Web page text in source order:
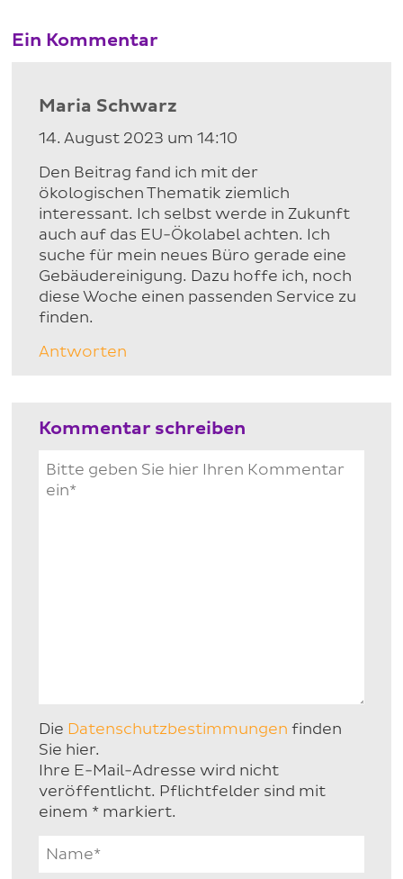
Ein Kommentar
Maria Schwarz
14. August 2023 um 14:10
Den Beitrag fand ich mit der
ökologischen Thematik ziemlich
interessant. Ich selbst werde in Zukunft
auch auf das EU-Ökolabel achten. Ich
suche für mein neues Büro gerade eine
Gebäudereinigung. Dazu hoffe ich, noch
diese Woche einen passenden Service zu
finden.
Antworten
Kommentar schreiben
Die Datenschutzbestimmungen finden
Sie hier.
Ihre E-Mail-Adresse wird nicht
veröffentlicht. Pflichtfelder sind mit
einem * markiert.